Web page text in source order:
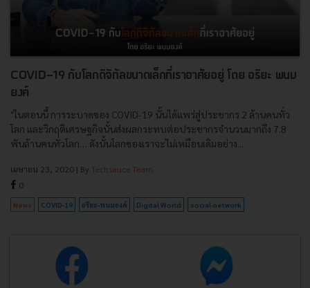
COVID-19 กับโลกดิจิทัลขนาดเล็กที่เราอาศัยอยู่ โดย อริยะ พนม
ยงค์
"ในตอนนี้ การระบาดของ COVID-19 นั้นได้แพร่สู่ประชากร 2 ล้านคนทั่ว
โลก และวิกฤติเศรษฐกิจนั้นส่งผลกระทบต่อประชากรจำนวนมากถึง 7.8
พันล้านคนทั่วโลก… ดังนั้นโลกของเราจะไม่เหมือนเดิมอย่าง...
เมษายน 23, 2020 | By Techsauce Team
0
News COVID-19 อริยะ-พนมยงค์ Digital World social-network